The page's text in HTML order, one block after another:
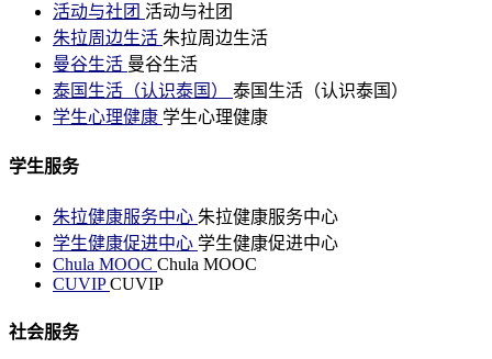
活动与社团 活动与社团
朱拉周边生活 朱拉周边生活
曼谷生活 曼谷生活
泰国生活（认识泰国） 泰国生活（认识泰国）
学生心理健康 学生心理健康
学生服务
朱拉健康服务中心 朱拉健康服务中心
学生健康促进中心 学生健康促进中心
Chula MOOC Chula MOOC
CUVIPCUVIP
社会服务